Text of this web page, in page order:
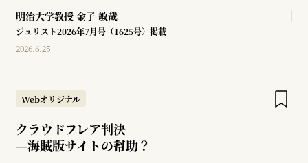
明治大学教授 金子 敏哉
ジュリスト2026年7月号（1625号）掲載
2026.6.25
Webオリジナル
クラウドフレア判決
—海賊版サイトの幇助？